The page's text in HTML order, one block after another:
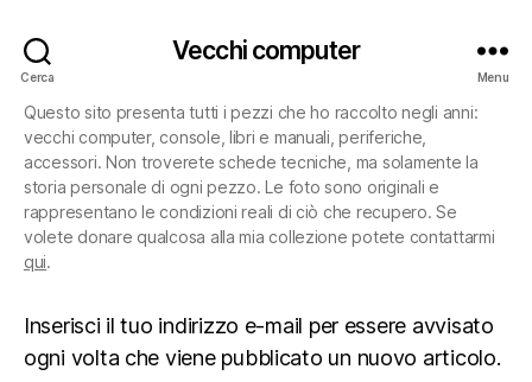
Cerca
Vecchi computer
Menu
Questo sito presenta tutti i pezzi che ho raccolto negli anni:
vecchi computer, console, libri e manuali, periferiche,
accessori. Non troverete schede tecniche, ma solamente la
storia personale di ogni pezzo. Le foto sono originali e
rappresentano le condizioni reali di ciò che recupero. Se
volete donare qualcosa alla mia collezione potete contattarmi
qui.
Inserisci il tuo indirizzo e-mail per essere avvisato
ogni volta che viene pubblicato un nuovo articolo.